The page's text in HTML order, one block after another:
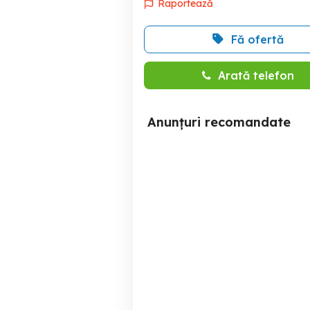
Raportează
Fă ofertă
Arată telefon
Anunțuri recomandate